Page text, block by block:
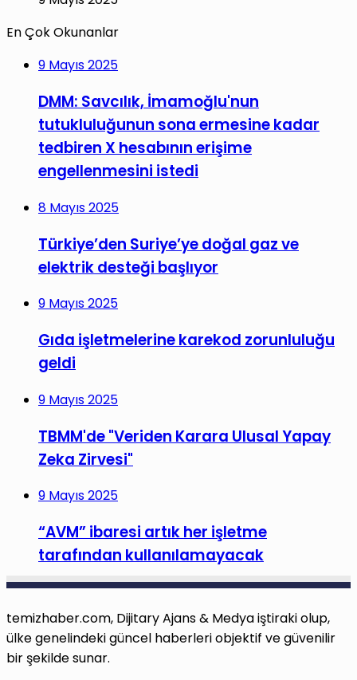
En Çok Okunanlar
9 Mayıs 2025
DMM: Savcılık, İmamoğlu'nun
tutukluluğunun sona ermesine kadar
tedbiren X hesabının erişime
engellenmesini istedi
8 Mayıs 2025
Türkiye’den Suriye’ye doğal gaz ve
elektrik desteği başlıyor
9 Mayıs 2025
Gıda işletmelerine karekod zorunluluğu
geldi
9 Mayıs 2025
TBMM'de "Veriden Karara Ulusal Yapay
Zeka Zirvesi"
9 Mayıs 2025
“AVM” ibaresi artık her işletme
tarafından kullanılamayacak
temizhaber.com, Dijitary Ajans & Medya iştiraki olup,
ülke genelindeki güncel haberleri objektif ve güvenilir
bir şekilde sunar.